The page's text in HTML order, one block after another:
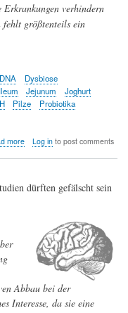
Erkrankungen verhindern
fehlt größtenteils ein
DNA
Dysbiose
Ileum Jejunum
Joghurt
Pilze
Probiotika
moreabout
Erwartungen?
Log into post comments
dürften gefälscht sein
Abbau bei der
Interesse, da sie eine